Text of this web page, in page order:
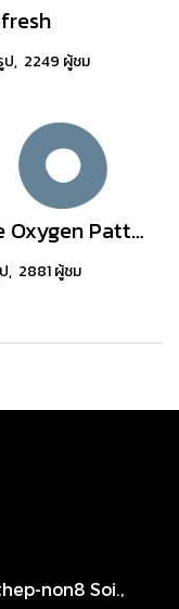
ป, 2249 ผู้ชม
The Oxygen Pattaya
ป, 2881 ผู้ชม
non8 Soi.,